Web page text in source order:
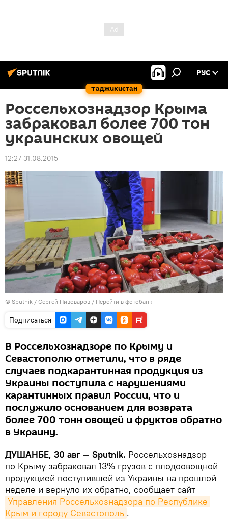
Таджикистан
РУС
Россельхознадзор Крыма
забраковал более 700 тон
украинских овощей
12:27 31.08.2015
© Sputnik / Сергей Пивоваров / Перейти в фотобанк
Подписаться
В Россельхознадзоре по Крыму и
Севастополю отметили, что в ряде
случаев подкарантинная продукция из
Украины поступила с нарушениями
карантинных правил России, что и
послужило основанием для возврата
более 700 тонн овощей и фруктов обратно
в Украину.
ДУШАНБЕ, 30 авг — Sputnik. Россельхознадзор
по Крыму забраковал 13% грузов с плодоовощной
продукцией поступившей из Украины на прошлой
неделе и вернуло их обратно, сообщает сайт
Управления Россельхознадзора по Республике
Крым и городу Севастополь .